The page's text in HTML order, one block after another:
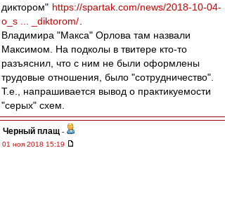
диктором" https://spartak.com/news/2018-10-04-
o_s ... _diktorom/
Владимира "Макса" Орлова там назвали
Максимом. На подколы в твитере кто-то
разъяснил, что с ним не были оформлены
трудовые отношения, было "сотрудничество".
Т.е., напрашивается вывод о практикуемости
"серых" схем.
Черный плащ -
01 ноя 2018 15:19